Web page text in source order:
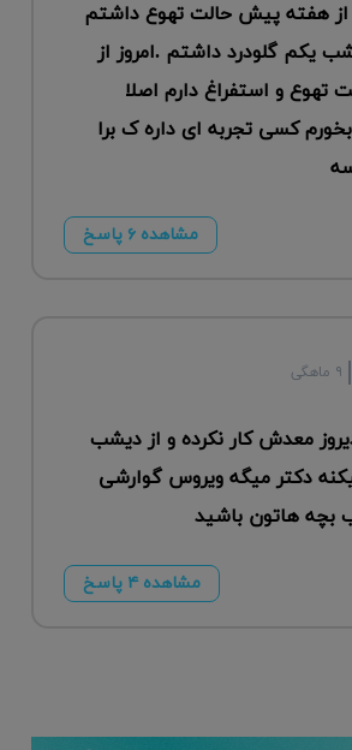
از هفته پیش حالت تهوع داشتم
یکم گلودرد داشتم .امروز از
تهوع و استفراغ دارم اصلا
کسی تجربه ای داره ک برا
مشاهده ۶ پاسخ
۹ ماهگی
معدش کار نکرده و از دیشب
دکتر میگه ویروس گوارشی
بچه هاتون باشید
مشاهده ۴ پاسخ